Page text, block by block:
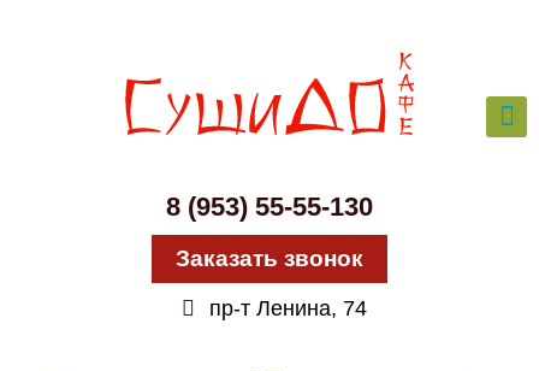
8 (953) 55-55-130
Заказать звонок
пр-т Ленина, 74